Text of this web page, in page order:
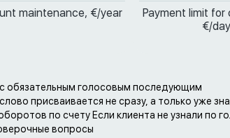
maintenance, €/year
Payment limit for
€/day
обязательным голосовым последующим
присваивается не сразу, а только уже
по счету Если клиента не узнали по
вопросы